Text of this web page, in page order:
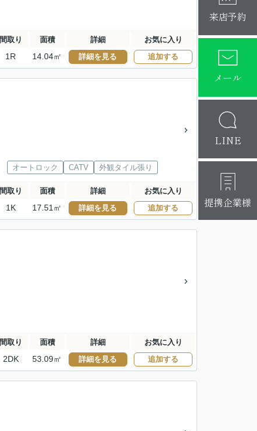
来店予約
メール
LINE
提携企業様
間取り 面積 詳細 お気に入り
1R 14.04㎡ 詳細を見る 追加する
オートロック CATV 外観タイル張り
間取り 面積 詳細 お気に入り
1K 17.51㎡ 詳細を見る 追加する
間取り 面積 詳細 お気に入り
2DK 53.09㎡ 詳細を見る 追加する